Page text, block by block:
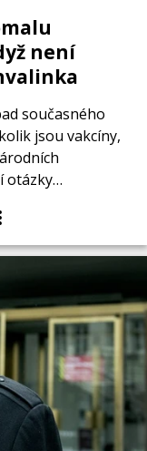
není
současného
jsou vakcíny,
otázky